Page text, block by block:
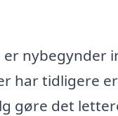
er nybegynder
har tidligere
gøre det